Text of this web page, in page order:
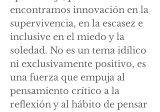
encontramos innovación en la
supervivencia, en la escasez e
inclusive en el miedo y la
soledad. No es un tema idílico
ni exclusivamente positivo, es
una fuerza que empuja al
pensamiento crítico a la
reflexión y al hábito de pensar